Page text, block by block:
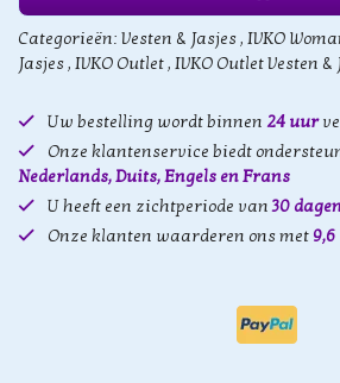
Categorieën: Vesten & Jasjes, IVKO
Jasjes, IVKO Outlet, IVKO Outlet Vesten &
Uw bestelling wordt binnen 24 uur
Onze klantenservice biedt
Nederlands, Duits, Engels en Frans
U heeft een zichtperiode van30
Onze klanten waarderen ons met 9,6